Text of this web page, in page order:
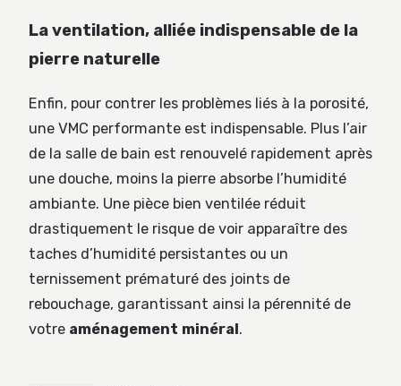
La ventilation, alliée indispensable de la
pierre naturelle
Enfin, pour contrer les problèmes liés à la porosité,
une VMC performante est indispensable. Plus l’air
de la salle de bain est renouvelé rapidement après
une douche, moins la pierre absorbe l’humidité
ambiante. Une pièce bien ventilée réduit
drastiquement le risque de voir apparaître des
taches d’humidité persistantes ou un
ternissement prématuré des joints de
rebouchage, garantissant ainsi la pérennité de
votre aménagement minéral .